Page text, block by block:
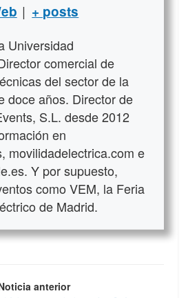
| + posts
Universidad
comercial de
del sector de la
doce años. Director de
S.L. desde 2012
en
movilidadelectrica.com e
Y por supuesto,
como VEM, la Feria
de Madrid.
anterior